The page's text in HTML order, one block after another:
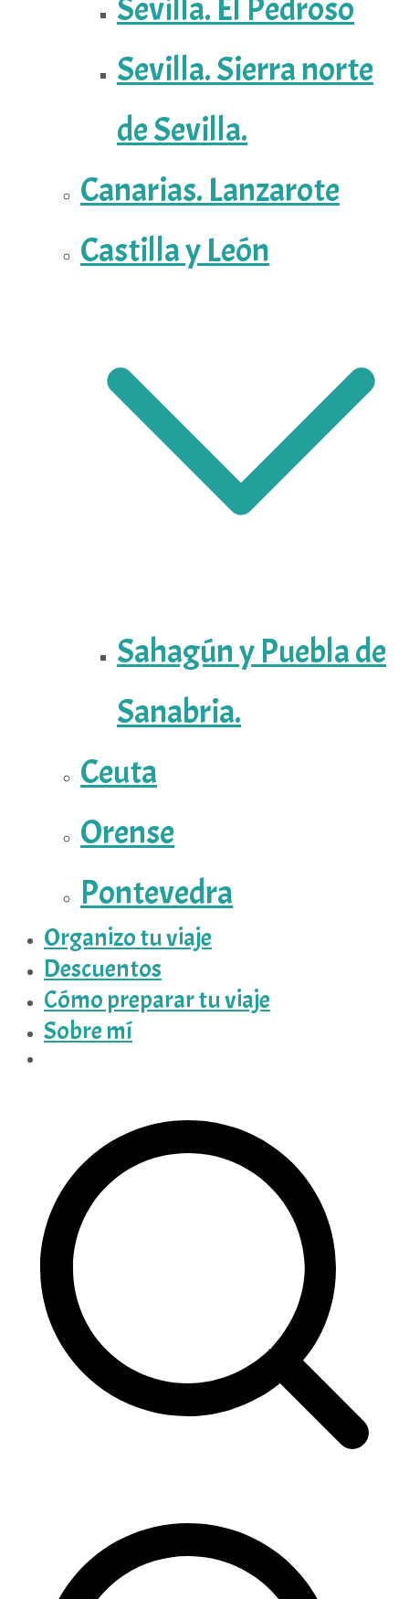
Sevilla. El Pedroso
Sevilla. Sierra norte
de Sevilla.
Canarias. Lanzarote
Castilla y León
Sahagún y Puebla de
Sanabria.
Ceuta
Orense
Pontevedra
Organizo tu viaje
Descuentos
Cómo preparar tu viaje
Sobre mí